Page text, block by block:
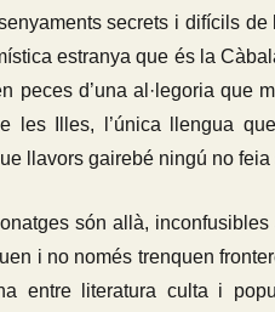
secrets i difícils
estranya que és la
peces d’una al·legoria que
les Illes, l’única llengua
llavors gairebé ningú no
són allà,
i no només trenquen
entre literatura culta i